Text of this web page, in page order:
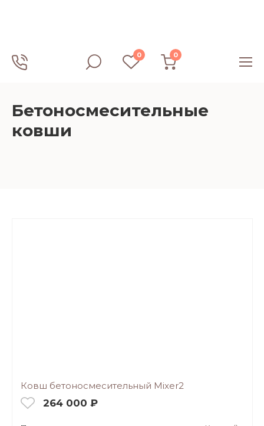
0 0
Бетоносмесительные
ковши
Ковш бетоносмесительный Mixer2
264 000 ₽